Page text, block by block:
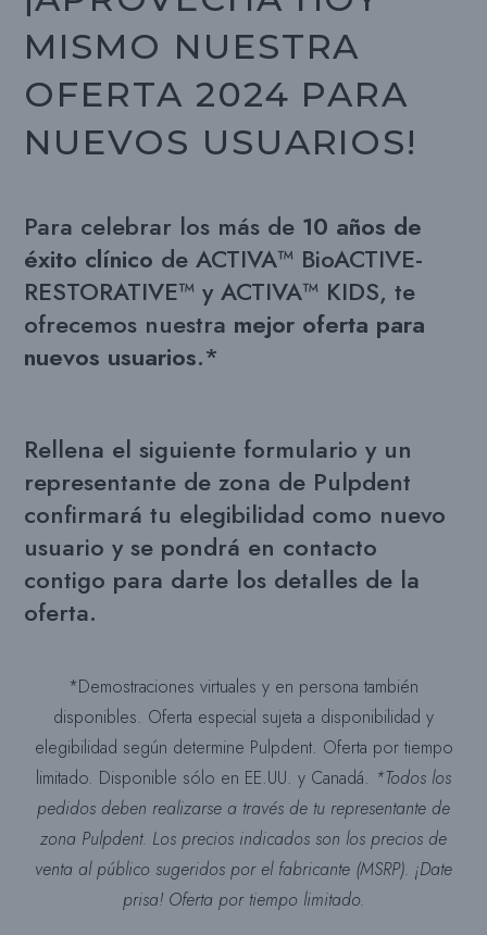
MISMO NUESTRA
OFERTA 2024 PARA
NUEVOS USUARIOS!
Para celebrar los más de 10 años de
éxito clínico de ACTIVA™ BioACTIVE-
RESTORATIVE™ y ACTIVA™ KIDS, te
ofrecemos nuestra mejor oferta para
nuevos usuarios.*
Rellena el siguiente formulario y un
representante de zona de Pulpdent
confirmará tu elegibilidad como nuevo
usuario y se pondrá en contacto
contigo para darte los detalles de la
oferta.
*Demostraciones virtuales y en persona también
disponibles. Oferta especial sujeta a disponibilidad y
elegibilidad según determine Pulpdent. Oferta por tiempo
limitado. Disponible sólo en EE.UU. y Canadá. *Todos los
pedidos deben realizarse a través de tu representante de
zona Pulpdent. Los precios indicados son los precios de
venta al público sugeridos por el fabricante (MSRP). ¡Date
prisa! Oferta por tiempo limitado.